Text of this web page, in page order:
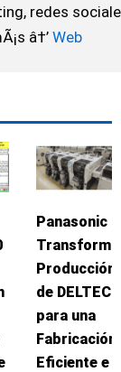
redes
â†’Web
Panasonic
Transforma
Producción
de DELTEC
para una
Fabricación
Eficiente e